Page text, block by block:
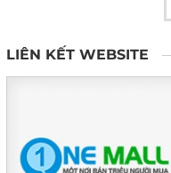
LIÊN KẾT WEBSITE